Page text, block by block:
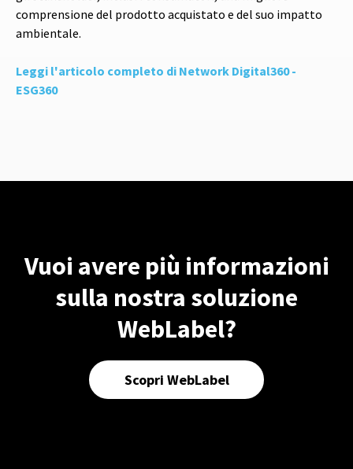
comprensione del prodotto acquistato e del suo impatto
ambientale.
Leggi l'articolo completo di Network Digital360 -
ESG360
Vuoi avere più informazioni
sulla nostra soluzione
WebLabel?
Scopri WebLabel